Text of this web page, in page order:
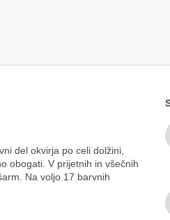
del okvirja po celi dolžini,
obogati. V prijetnih in všečnih
Na voljo 17 barvnih